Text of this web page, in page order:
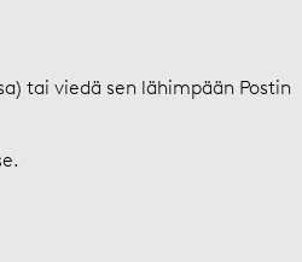
tai viedä sen lähimpään Postin